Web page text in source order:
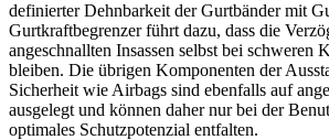
definierter Dehnbarkeit der Gurtbänder mit
Gurtkraftbegrenzer führt dazu, dass die
angeschnallten Insassen selbst bei schweren
bleiben. Die übrigen Komponenten der
Sicherheit wie Airbags sind ebenfalls auf
ausgelegt und können daher nur bei der
optimales Schutzpotenzial entfalten.